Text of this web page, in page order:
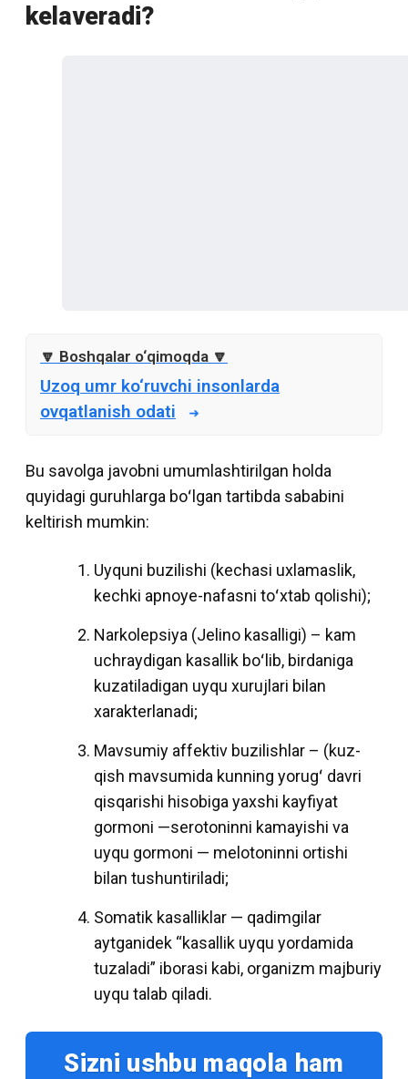
kelaveradi?
Uzoq umr ko‘ruvchi insonlarda
ovqatlanish odati
Bu savolga javobni umumlashtirilgan holda
quyidagi guruhlarga boʻlgan tartibda sababini
keltirish mumkin:
Uyquni buzilishi (kechasi uxlamaslik,
kechki apnoye-nafasni toʻxtab qolishi);
Narkolepsiya (Jelino kasalligi) – kam
uchraydigan kasallik boʻlib, birdaniga
kuzatiladigan uyqu xurujlari bilan
xarakterlanadi;
Mavsumiy affektiv buzilishlar – (kuz-
qish mavsumida kunning yorugʻ davri
qisqarishi hisobiga yaxshi kayfiyat
gormoni —serotoninni kamayishi va
uyqu gormoni — melotoninni ortishi
bilan tushuntiriladi;
Somatik kasalliklar — qadimgilar
aytganidek “kasallik uyqu yordamida
tuzaladi” iborasi kabi, organizm majburiy
uyqu talab qiladi.
Sizni ushbu maqola ham